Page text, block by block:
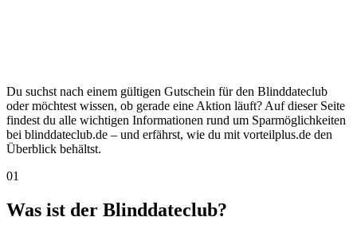
Du suchst nach einem gültigen Gutschein für den Blinddateclub
oder möchtest wissen, ob gerade eine Aktion läuft? Auf dieser Seite
findest du alle wichtigen Informationen rund um Sparmöglichkeiten
bei blinddateclub.de – und erfährst, wie du mit vorteilplus.de den
Überblick behältst.
01
Was ist der Blinddateclub?